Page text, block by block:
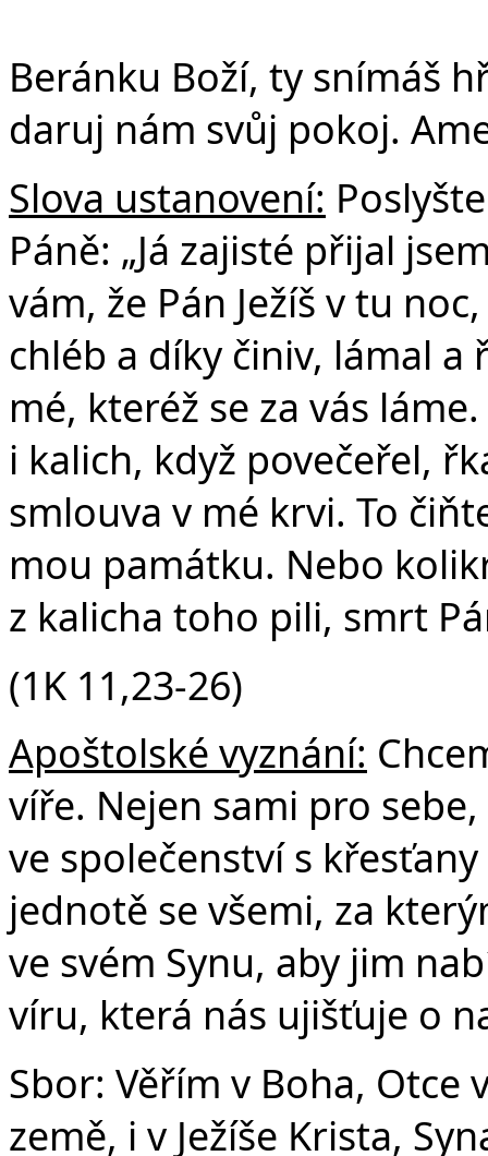
Beránku Boží, ty snímáš
daruj nám svůj pokoj.
Slova ustanovení:
Páně: „Já zajisté přijal
vám, že Pán Ježíš v tu
chléb a díky činiv, lámal a
mé, kteréž se za vás
i kalich, když povečeřel,
smlouva v mé krvi. To
mou památku. Nebo
z kalicha toho pili, smrt
(1K 11,23-26)
Apoštolské vyznání:
víře. Nejen sami pro
ve společenství s
jednotě se všemi, za
ve svém Synu, aby jim
víru, která nás ujišťuje o
Sbor: Věřím v Boha,
země, i v Ježíše Krista,